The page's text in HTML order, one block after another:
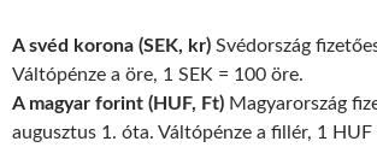
A svéd korona (SEK, kr) Svédország
Váltópénze a öre, 1 SEK = 100 öre.
A magyar forint (HUF, Ft) Magyarország
augusztus 1. óta. Váltópénze a fillér, 1